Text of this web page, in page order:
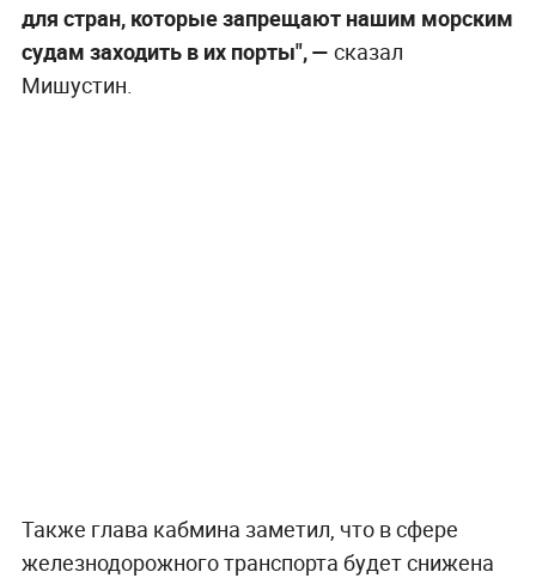
для стран, которые запрещают нашим морским
судам заходить в их порты", — сказал
Мишустин.
Также глава кабмина заметил, что в сфере
железнодорожного транспорта будет снижена